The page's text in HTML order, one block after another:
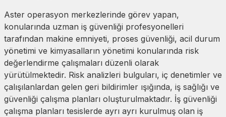
Aster operasyon merkezlerinde görev yapan,
konularında uzman iş güvenliği profesyonelleri
tarafından makine emniyeti, proses güvenliği, acil durum
yönetimi ve kimyasalların yönetimi konularında risk
değerlendirme çalışmaları düzenli olarak
yürütülmektedir. Risk analizleri bulguları, iç denetimler ve
çalışılanlardan gelen geri bildirimler ışığında, iş sağlığı ve
güvenliği çalışma planları oluşturulmaktadır. İş güvenliği
çalışma planları tesislerde ayrı ayrı kurulmuş olan iş